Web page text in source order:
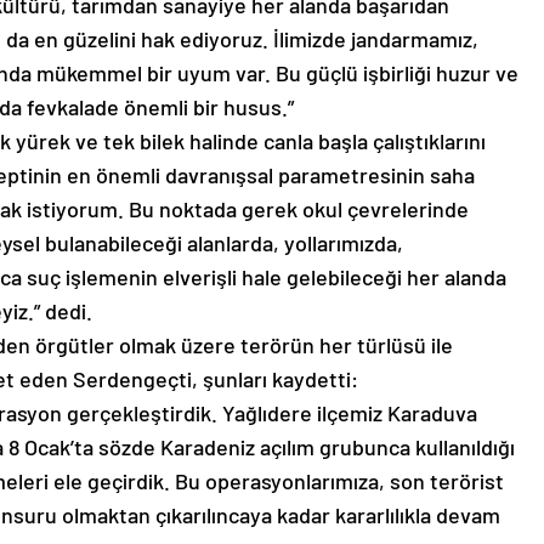
en güzelini hak ediyoruz. İlimizde jandarmamız,
mükemmel bir uyum var. Bu güçlü işbirliği huzur ve
fevkalade önemli bir husus.”
ve tek bilek halinde canla başla çalıştıklarını
en önemli davranışsal parametresinin saha
istiyorum. Bu noktada gerek okul çevrelerinde
bulanabileceği alanlarda, yollarımızda,
suç işlemenin elverişli hale gelebileceği her alanda
dedi.
örgütler olmak üzere terörün her türlüsü ile
eden Serdengeçti, şunları kaydetti:
gerçekleştirdik. Yağlıdere ilçemiz Karaduva
Ocak’ta sözde Karadeniz açılım grubunca kullanıldığı
ele geçirdik. Bu operasyonlarımıza, son terörist
olmaktan çıkarılıncaya kadar kararlılıkla devam